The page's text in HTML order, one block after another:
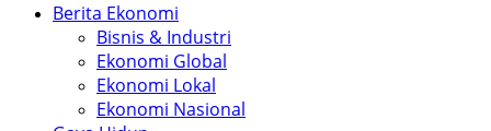
Berita Ekonomi
Bisnis & Industri
Ekonomi Global
Ekonomi Lokal
Ekonomi Nasional